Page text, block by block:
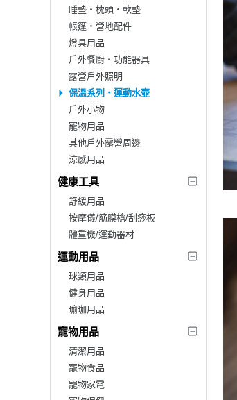
睡墊‧枕頭‧軟墊
帳篷‧營地配件
燈具用品
戶外餐廚‧功能器具
露營戶外照明
保溫系列‧運動水壺
戶外小物
寵物用品
其他戶外露營周邊
涼感用品
健康工具
舒緩用品
按摩儀/筋膜槍/刮痧板
體重機/運動器材
運動用品
球類用品
健身用品
瑜珈用品
寵物用品
清潔用品
寵物食品
寵物家電